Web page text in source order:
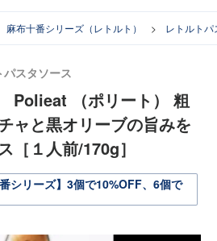
麻布十番シリーズ（レトルト） レトルト
パスタソース
Polieat （ポリート） 粗
ャと黒オリーブの旨みを
［１人前/170g］
シリーズ】3個で10%OFF、6個で